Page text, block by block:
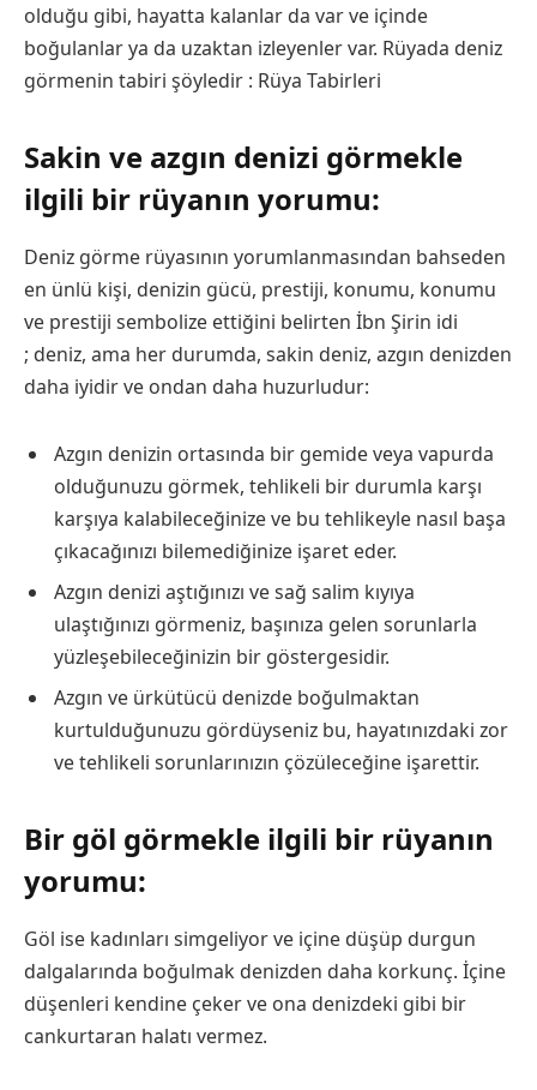
olduğu gibi, hayatta kalanlar da var ve içinde
boğulanlar ya da uzaktan izleyenler var. Rüyada deniz
görmenin tabiri şöyledir : Rüya Tabirleri
Sakin ve azgın denizi görmekle
ilgili bir rüyanın yorumu:
Deniz görme rüyasının yorumlanmasından bahseden
en ünlü kişi, denizin gücü, prestiji, konumu, konumu
ve prestiji sembolize ettiğini belirten İbn Şirin idi
; deniz, ama her durumda, sakin deniz, azgın denizden
daha iyidir ve ondan daha huzurludur:
Azgın denizin ortasında bir gemide veya vapurda
olduğunuzu görmek, tehlikeli bir durumla karşı
karşıya kalabileceğinize ve bu tehlikeyle nasıl başa
çıkacağınızı bilemediğinize işaret eder.
Azgın denizi aştığınızı ve sağ salim kıyıya
ulaştığınızı görmeniz, başınıza gelen sorunlarla
yüzleşebileceğinizin bir göstergesidir.
Azgın ve ürkütücü denizde boğulmaktan
kurtulduğunuzu gördüyseniz bu, hayatınızdaki zor
ve tehlikeli sorunlarınızın çözüleceğine işarettir.
Bir göl görmekle ilgili bir rüyanın
yorumu:
Göl ise kadınları simgeliyor ve içine düşüp durgun
dalgalarında boğulmak denizden daha korkunç. İçine
düşenleri kendine çeker ve ona denizdeki gibi bir
cankurtaran halatı vermez.